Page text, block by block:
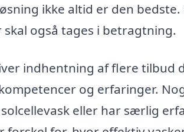
ikke altid er den
også tages i betragtning.
indhentning af flere tilbud
og erfaringer.
eller har særlig